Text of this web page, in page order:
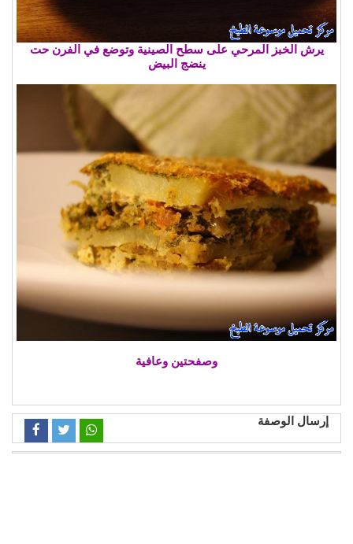
يرش الخبز المرحي على سطح الصينية وتوضع في الفرن حت
ينضج البيض
وصفحتين وعافية
إرسال الوصفة